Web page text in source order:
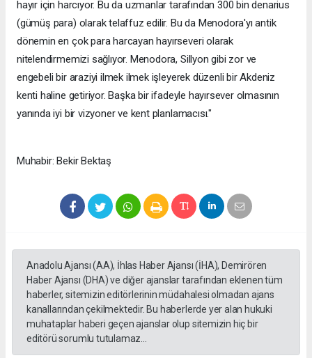
hayır için harcıyor. Bu da uzmanlar tarafından 300 bin denarius
(gümüş para) olarak telaffuz edilir. Bu da Menodora'yı antik
dönemin en çok para harcayan hayırseveri olarak
nitelendirmemizi sağlıyor. Menodora, Sillyon gibi zor ve
engebeli bir araziyi ilmek ilmek işleyerek düzenli bir Akdeniz
kenti haline getiriyor. Başka bir ifadeyle hayırsever olmasının
yanında iyi bir vizyoner ve kent planlamacısı."
Muhabir: Bekir Bektaş
Anadolu Ajansı (AA), İhlas Haber Ajansı (İHA), Demirören
Haber Ajansı (DHA) ve diğer ajanslar tarafından eklenen tüm
haberler, sitemizin editörlerinin müdahalesi olmadan ajans
kanallarından çekilmektedir. Bu haberlerde yer alan hukuki
muhataplar haberi geçen ajanslar olup sitemizin hiç bir
editörü sorumlu tutulamaz...